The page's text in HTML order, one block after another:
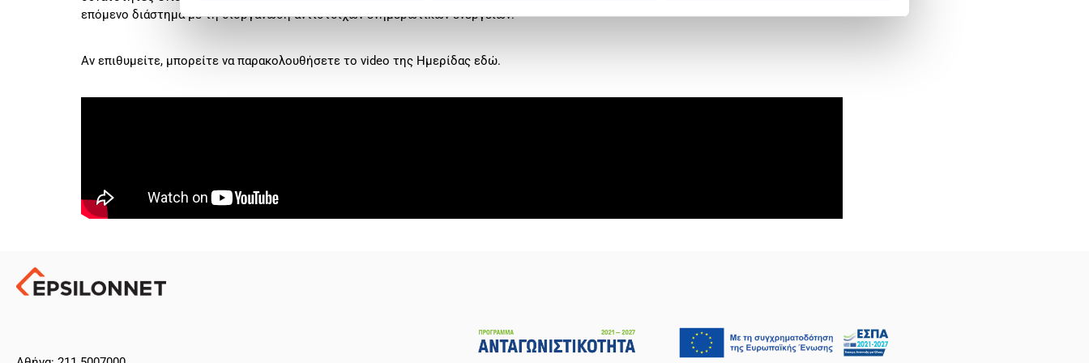
επόμενο διάστημα με τη διοργάνωση αντίστοιχων ενημερωτικών ενεργειών.
Αν επιθυμείτε, μπορείτε να παρακολουθήσετε το video της Ημερίδας εδώ.